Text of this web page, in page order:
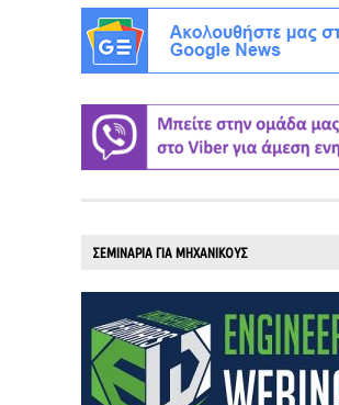
ΣΕΜΙΝΑΡΙΑ ΓΙΑ ΜΗΧΑΝΙΚΟΥΣ